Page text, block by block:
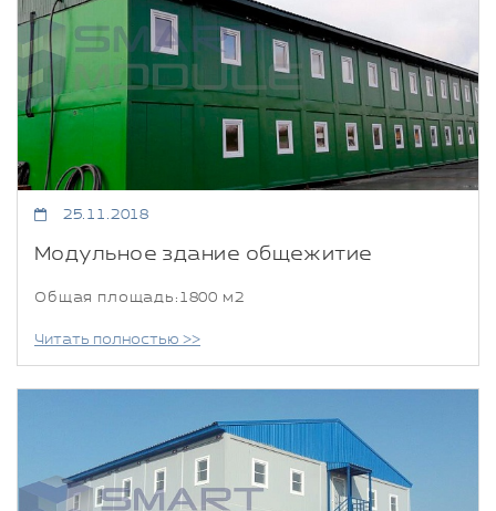
25.11.2018
Модульное здание общежитие
Общая площадь:1800 м2
Читать полностью >>